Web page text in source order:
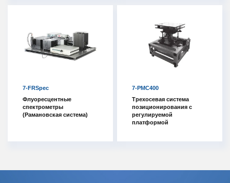
7-FRSpec
Флуоресцентные
спектрометры
(Рамановская система)
7-PMC400
Трехосевая система
позиционирования с
регулируемой
платформой